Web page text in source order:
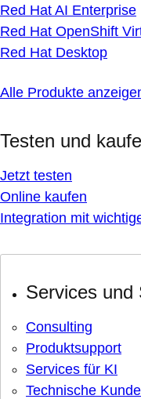
Red Hat AI Enterprise
Red Hat OpenShift
Red Hat Desktop
Alle Produkte
Testen und
Jetzt testen
Online kaufen
Integration mit
Services und
Consulting
Produktsupport
Services für KI
Technische